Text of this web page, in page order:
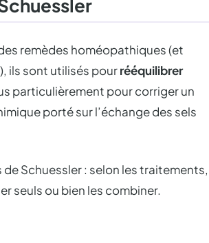
remèdes homéopathiques (et
ils sont utilisés pourrééquilibrer
particulièrement pour corriger un
porté sur l’échange des sels
de Schuessler : selon les traitements,
seuls ou bien les combiner.